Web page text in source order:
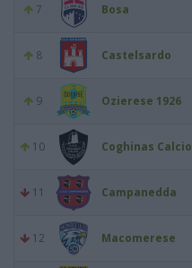
7 Bosa
8 Castelsardo
9 Ozierese 1926
10 Coghinas Calcio
11 Campanedda
12 Macomerese